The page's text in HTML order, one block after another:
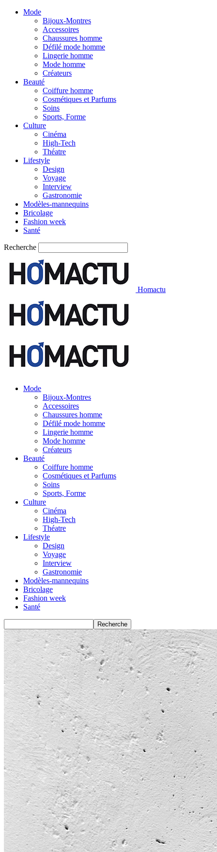
Mode
Bijoux-Montres
Accessoires
Chaussures homme
Défilé mode homme
Lingerie homme
Mode homme
Créateurs
Beauté
Coiffure homme
Cosmétiques et Parfums
Soins
Sports, Forme
Culture
Cinéma
High-Tech
Théatre
Lifestyle
Design
Voyage
Interview
Gastronomie
Modèles-mannequins
Bricolage
Fashion week
Santé
Recherche
Homactu
Mode
Bijoux-Montres
Accessoires
Chaussures homme
Défilé mode homme
Lingerie homme
Mode homme
Créateurs
Beauté
Coiffure homme
Cosmétiques et Parfums
Soins
Sports, Forme
Culture
Cinéma
High-Tech
Théatre
Lifestyle
Design
Voyage
Interview
Gastronomie
Modèles-mannequins
Bricolage
Fashion week
Santé